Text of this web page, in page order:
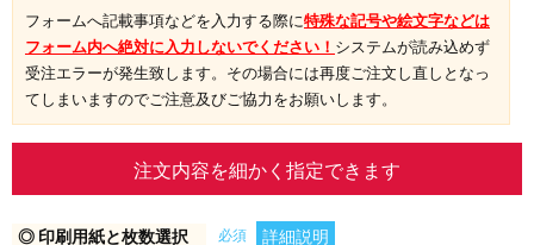
フォームへ記載事項などを入力する際に特殊な記号や絵文字などは
フォーム内へ絶対に入力しないでください！ システムが読み込めず
受注エラーが発生致します。その場合には再度ご注文し直しとなっ
てしまいますのでご注意及びご協力をお願いします。
注文内容を細かく指定できます
◎ 印刷用紙と枚数選択 必須 詳細説明